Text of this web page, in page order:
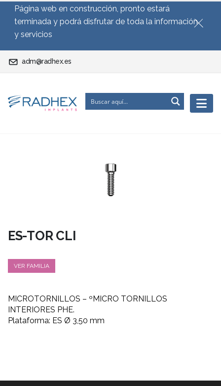
Página web en construcción, pronto estará
terminada y podrá disfrutar de toda la información
y servicios
adm@radhex.es
ES-TOR CLI
VER FAMILIA
MICROTORNILLOS – ºMICRO TORNILLOS
INTERIORES PHE.
Plataforma: ES Ø 3,50 mm